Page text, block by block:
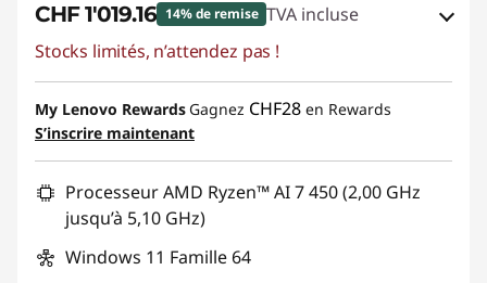
CHF 1'019.16 14% de remise TVA incluse
Bons de réduction en ligne :
Code de réduction :SALES
Stocks limités, n’attendez pas !
My Lenovo Rewards Gagnez CHF28 en Rewards
S’inscrire maintenant
Processeur AMD Ryzen™ AI 7 450 (2,00 GHz
jusqu’à 5,10 GHz)
Windows 11 Famille 64